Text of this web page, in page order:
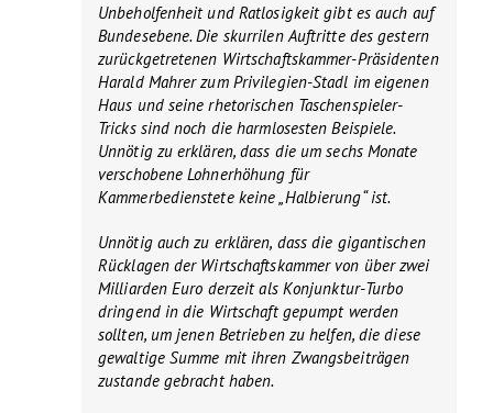
Unbeholfenheit und Ratlosigkeit gibt es auch auf
Bundesebene. Die skurrilen Auftritte des gestern
zurückgetretenen Wirtschaftskammer-Präsidenten
Harald Mahrer zum Privilegien-Stadl im eigenen
Haus und seine rhetorischen Taschenspieler-
Tricks sind noch die harmlosesten Beispiele.
Unnötig zu erklären, dass die um sechs Monate
verschobene Lohnerhöhung für
Kammerbedienstete keine „Halbierung“ ist.
Unnötig auch zu erklären, dass die gigantischen
Rücklagen der Wirtschaftskammer von über zwei
Milliarden Euro derzeit als Konjunktur-Turbo
dringend in die Wirtschaft gepumpt werden
sollten, um jenen Betrieben zu helfen, die diese
gewaltige Summe mit ihren Zwangsbeiträgen
zustande gebracht haben.